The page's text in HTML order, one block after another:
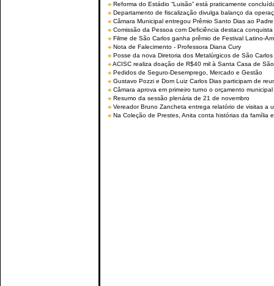
Reforma do Estádio “Luisão” está praticamente
Departamento de fiscalização divulga balanço da
Câmara Municipal entregou Prêmio Santo Dias ao
Comissão da Pessoa com Deficiência destaca
Filme de São Carlos ganha prêmio de Festival Latino-
Nota de Falecimento - Professora Diana Cury
Posse da nova Diretoria dos Metalúrgicos de São
ACISC realiza doação de R$40 mil à Santa Casa de
Pedidos de Seguro-Desemprego, Mercado e Gestão
Gustavo Pozzi e Dom Luiz Carlos Dias participam de
Câmara aprova em primeiro turno o orçamento
Resumo da sessão plenária de 21 de novembro
Vereador Bruno Zancheta entrega relatório de visitas a
Na Coleção de Prestes, Anita conta histórias da família